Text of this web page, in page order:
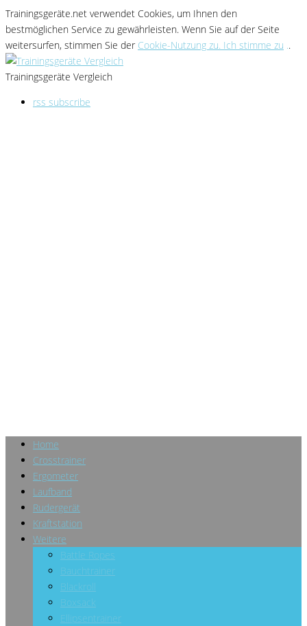
Trainingsgeräte.net verwendet Cookies, um Ihnen den
bestmöglichen Service zu gewährleisten. Wenn Sie auf der Seite
weitersurfen, stimmen Sie der Cookie-Nutzung zu. Ich stimme zu ..
Trainingsgeräte Vergleich
rss subscribe
Home
Crosstrainer
Ergometer
Laufband
Rudergerät
Kraftstation
Weitere
Battle Ropes
Bauchtrainer
Blackroll
Boxsack
Ellipsentrainer